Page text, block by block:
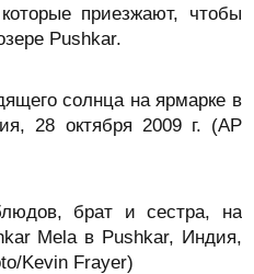
приезжают, чтобы
Pushkar.
солнца на ярмарке в
28 октября 2009 г. (AP
брат и сестра, на
Mela в Pushkar, Индия,
Kevin Frayer)